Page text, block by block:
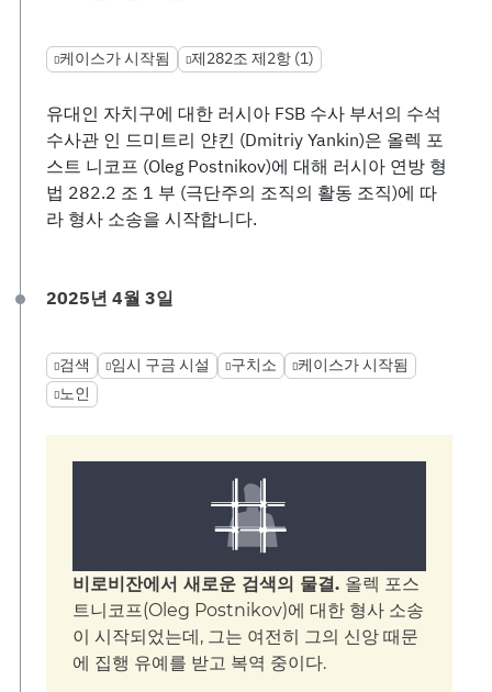
케이스가 시작됨 제282조 제2항 (1)
유대인 자치구에 대한 러시아 FSB 수사 부서의 수석
수사관 인 드미트리 얀킨 (Dmitriy Yankin)은 올렉 포
스트 니코프 (Oleg Postnikov)에 대해 러시아 연방 형
법 282.2 조 1 부 (극단주의 조직의 활동 조직)에 따
라 형사 소송을 시작합니다.
2025년 4월 3일
검색 임시 구금 시설 구치소
케이스가 시작됨
노인
비로비잔에서 새로운 검색의 물결. 올렉 포스
트니코프(Oleg Postnikov)에 대한 형사 소송
이 시작되었는데, 그는 여전히 그의 신앙 때문
에 집행 유예를 받고 복역 중이다.